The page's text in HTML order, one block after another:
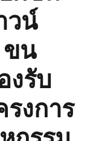
วน์
ขน
งรับ
งการ